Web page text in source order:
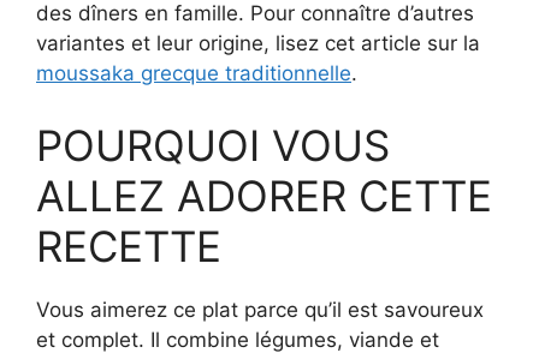
des dîners en famille. Pour connaître d’autres
variantes et leur origine, lisez cet article sur la
moussaka grecque traditionnelle.
POURQUOI VOUS
ALLEZ ADORER CETTE
RECETTE
Vous aimerez ce plat parce qu’il est savoureux
et complet. Il combine légumes, viande et